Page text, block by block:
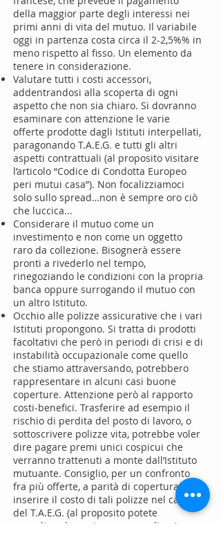
della maggior parte degli interessi nei
primi anni di vita del mutuo. Il variabile
oggi in partenza costa circa il 2-2,5%% in
meno rispetto al fisso. Un elemento da
tenere in considerazione.
Valutare tutti i costi accessori,
addentrandosi alla scoperta di ogni
aspetto che non sia chiaro. Si dovranno
esaminare con attenzione le varie
offerte prodotte dagli Istituti interpellati,
paragonando T.A.E.G. e tutti gli altri
aspetti contrattuali (al proposito visitare
l’articolo “Codice di Condotta Europeo
peri mutui casa”). Non focalizziamoci
solo sullo spread…non è sempre oro ciò
che luccica...
Considerare il mutuo come un
investimento e non come un oggetto
raro da collezione. Bisognerà essere
pronti a rivederlo nel tempo,
rinegoziando le condizioni con la propria
banca oppure surrogando il mutuo con
un altro Istituto.
Occhio alle polizze assicurative che i vari
Istituti propongono. Si tratta di prodotti
facoltativi che però in periodi di crisi e di
instabilità occupazionale come quello
che stiamo attraversando, potrebbero
rappresentare in alcuni casi buone
coperture. Attenzione però al rapporto
costi-benefici. Trasferire ad esempio il
rischio di perdita del posto di lavoro, o
sottoscrivere polizze vita, potrebbe voler
dire pagare premi unici cospicui che
verranno trattenuti a monte dall’Istituto
mutuante. Consiglio, per un confronto
fra più offerte, a parità di copertura, fate
inserire il costo di tali polizze nel calcolo
del T.A.E.G. (al proposito potete
consultare la pagina memo polizza).